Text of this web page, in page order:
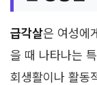
급각살은 여성에
을 때 나타나는
회생활이나 활동